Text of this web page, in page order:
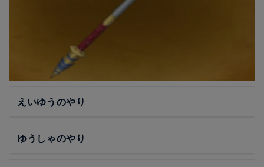
えいゆうのやり
ゆうしゃのやり